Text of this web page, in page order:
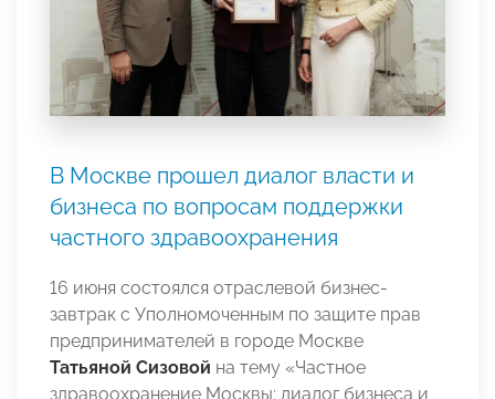
В Москве прошел диалог власти и
бизнеса по вопросам поддержки
частного здравоохранения
16 июня состоялся отраслевой бизнес-
завтрак с Уполномоченным по защите прав
предпринимателей в городе Москве
Татьяной Сизовой на тему «Частное
здравоохранение Москвы: диалог бизнеса и